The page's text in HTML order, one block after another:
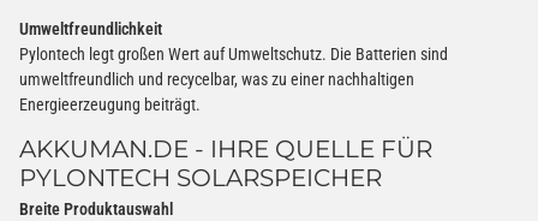
Umweltfreundlichkeit
Pylontech legt großen Wert auf Umweltschutz. Die Batterien sind
umweltfreundlich und recycelbar, was zu einer nachhaltigen
Energieerzeugung beiträgt.
AKKUMAN.DE - IHRE QUELLE FÜR
PYLONTECH SOLARSPEICHER
Breite Produktauswahl